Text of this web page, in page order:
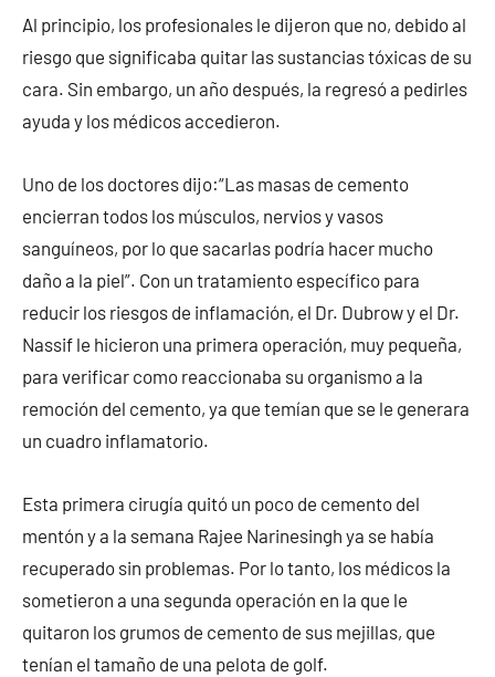
Al principio, los profesionales le dijeron que no, debido al
riesgo que significaba quitar las sustancias tóxicas de su
cara. Sin embargo, un año después, la regresó a pedirles
ayuda y los médicos accedieron.
Uno de los doctores dijo:“Las masas de cemento
encierran todos los músculos, nervios y vasos
sanguíneos, por lo que sacarlas podría hacer mucho
daño a la piel”. Con un tratamiento específico para
reducir los riesgos de inflamación, el Dr. Dubrow y el Dr.
Nassif le hicieron una primera operación, muy pequeña,
para verificar como reaccionaba su organismo a la
remoción del cemento, ya que temían que se le generara
un cuadro inflamatorio.
Esta primera cirugía quitó un poco de cemento del
mentón y a la semana Rajee Narinesingh ya se había
recuperado sin problemas. Por lo tanto, los médicos la
sometieron a una segunda operación en la que le
quitaron los grumos de cemento de sus mejillas, que
tenían el tamaño de una pelota de golf.